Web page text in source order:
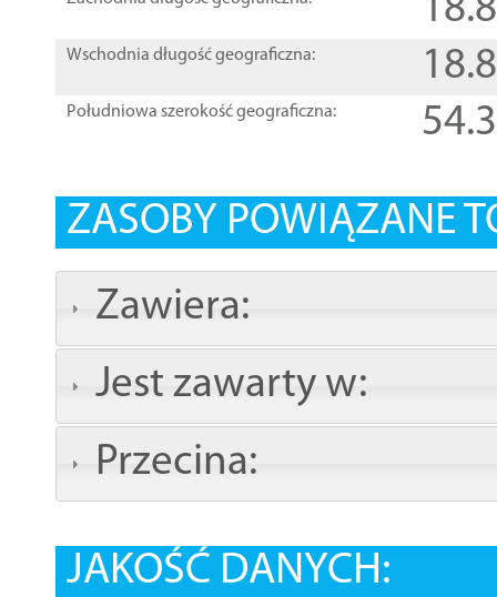
Wschodnia długość geograficzna:
Południowa szerokość geograficzna:
ZASOBY POWIĄZANE
Zawiera:
Jest zawarty w:
Przecina:
JAKOŚĆ DANYCH: